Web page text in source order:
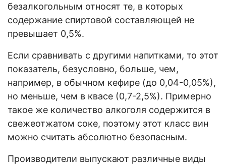
безалкогольным относят те, в которых
содержание спиртовой составляющей не
превышает 0,5%.
Если сравнивать с другими напитками, то этот
показатель, безусловно, больше, чем,
например, в обычном кефире (до 0,04-0,05%),
но меньше, чем в квасе (0,7-2,5%). Примерно
такое же количество алкоголя содержится в
свежеотжатом соке, поэтому этот класс вин
можно считать абсолютно безопасным.
Производители выпускают различные виды